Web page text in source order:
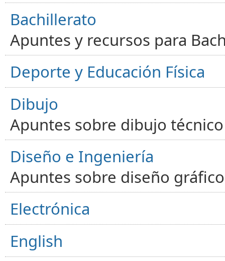
Bachillerato
Apuntes y recursos para
Deporte y Educación Física
Dibujo
Apuntes sobre dibujo
Diseño e Ingeniería
Apuntes sobre diseño
Electrónica
English